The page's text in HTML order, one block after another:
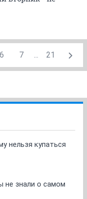
6 7 ... 21
нельзя купаться
не знали о самом